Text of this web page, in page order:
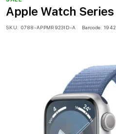
Apple Watch
SKU: 0788-APPMR923ID-A Barcode: